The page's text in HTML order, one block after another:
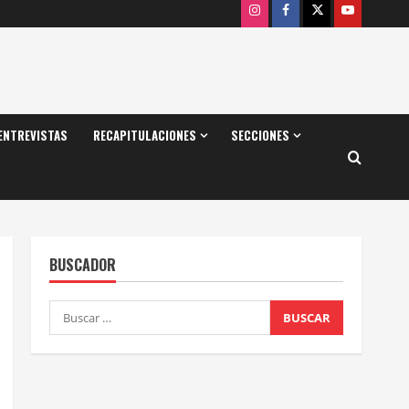
InstagramFacebook
X Youtube
RECAPITULACIONES SECCIONES
BUSCADOR
Buscar: